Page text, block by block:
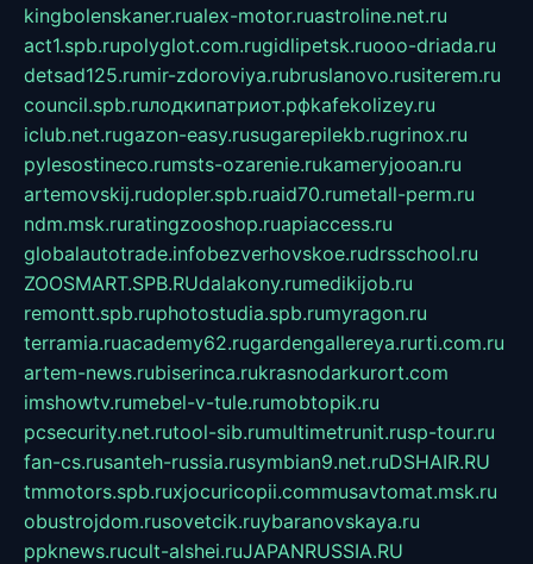
kingbolenskaner.rualex-motor.ruastroline.net.ru
act1.spb.rupolyglot.com.rugidlipetsk.ruooo-driada.ru
detsad125.rumir-zdoroviya.rubruslanovo.rusiterem.ru
council.spb.ruлодкипатриот.рфkafekolizey.ru
iclub.net.rugazon-easy.rusugarepilekb.rugrinox.ru
pylesostineco.rumsts-ozarenie.rukameryjooan.ru
artemovskij.rudopler.spb.ruaid70.rumetall-perm.ru
ndm.msk.ruratingzooshop.ruapiaccess.ru
globalautotrade.infobezverhovskoe.rudrsschool.ru
ZOOSMART.SPB.RUdalakony.rumedikijob.ru
remontt.spb.ruphotostudia.spb.rumyragon.ru
terramia.ruacademy62.rugardengallereya.rurti.com.ru
artem-news.rubiserinca.rukrasnodarkurort.com
imshowtv.rumebel-v-tule.rumobtopik.ru
pcsecurity.net.rutool-sib.rumultimetrunit.rusp-tour.ru
fan-cs.rusanteh-russia.rusymbian9.net.ruDSHAIR.RU
tmmotors.spb.ruxjocuricopii.commusavtomat.msk.ru
obustrojdom.rusovetcik.ruybaranovskaya.ru
ppknews.rucult-alshei.ruJAPANRUSSIA.RU